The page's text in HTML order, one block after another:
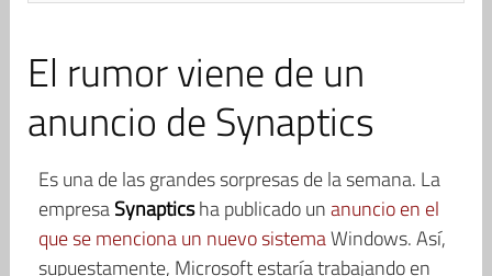
El rumor viene de un
anuncio de Synaptics
Es una de las grandes sorpresas de la semana. La
empresaSynapticsha publicado unanuncio en el
que se menciona un nuevo sistemaWindows. Así,
supuestamente, Microsoft estaría trabajando en